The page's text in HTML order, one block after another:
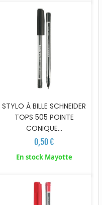
STYLO À BILLE SCHNEIDER
TOPS 505 POINTE
CONIQUE...
0,50 €
En stock Mayotte